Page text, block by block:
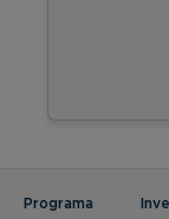
Programa